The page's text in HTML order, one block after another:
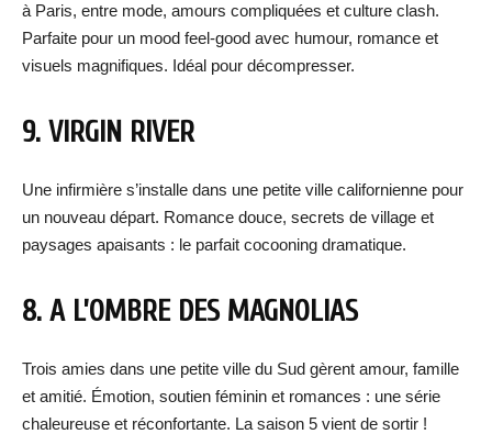
à Paris, entre mode, amours compliquées et culture clash.
Parfaite pour un mood feel-good avec humour, romance et
visuels magnifiques. Idéal pour décompresser.
9. VIRGIN RIVER
Une infirmière s’installe dans une petite ville californienne pour
un nouveau départ. Romance douce, secrets de village et
paysages apaisants : le parfait cocooning dramatique.
8. A L’OMBRE DES MAGNOLIAS
Trois amies dans une petite ville du Sud gèrent amour, famille
et amitié. Émotion, soutien féminin et romances : une série
chaleureuse et réconfortante. La saison 5 vient de sortir !